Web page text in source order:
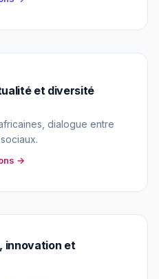
et diversité
dialogue entre
→
innovation et